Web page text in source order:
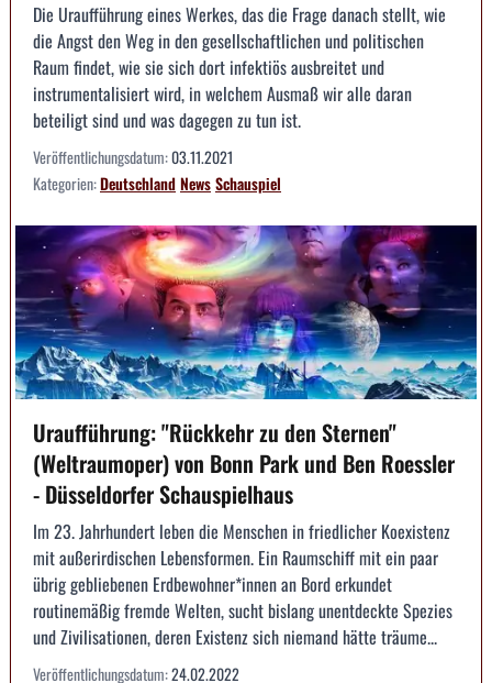
Die Uraufführung eines Werkes, das die Frage danach stellt, wie
die Angst den Weg in den gesellschaftlichen und politischen
Raum findet, wie sie sich dort infektiös ausbreitet und
instrumentalisiert wird, in welchem Ausmaß wir alle daran
beteiligt sind und was dagegen zu tun ist.
Veröffentlichungsdatum:03.11.2021
Kategorien:DeutschlandNewsSchauspiel
Uraufführung: "Rückkehr zu den Sternen"
(Weltraumoper) von Bonn Park und Ben Roessler
- Düsseldorfer Schauspielhaus
Im 23. Jahrhundert leben die Menschen in friedlicher Koexistenz
mit außerirdischen Lebensformen. Ein Raumschiff mit ein paar
übrig gebliebenen Erdbewohner*innen an Bord erkundet
routinemäßig fremde Welten, sucht bislang unentdeckte Spezies
und Zivilisationen, deren Existenz sich niemand hätte träume...
Veröffentlichungsdatum:24.02.2022